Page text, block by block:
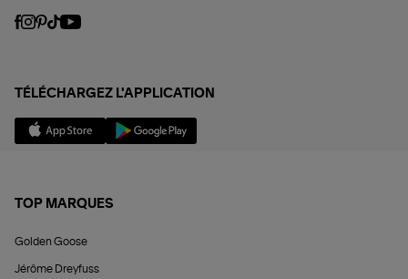
TÉLÉCHARGEZ L'APPLICATION
TOP MARQUES
Golden Goose
Jérôme Dreyfuss